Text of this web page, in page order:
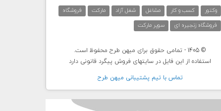
وکتور کسب و کار مشاغل شغل آزاد مارکت
فروشگاه
فروشگاه زنجیره ای
سوپر مارکت
© 1405 - تمامی حقوق برای میهن طرح محفوظ است.
استفاده از این فایل در سایتهای فروش پیگرد قانونی دارد
تماس با تيم پشتيبانی ميهن طرح